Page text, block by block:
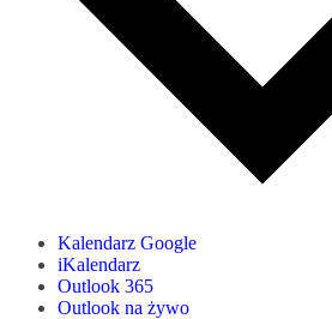
Kalendarz Google
iKalendarz
Outlook 365
Outlook na żywo